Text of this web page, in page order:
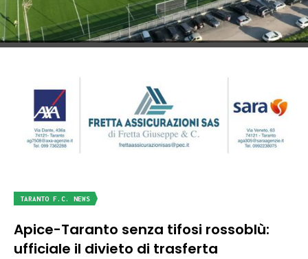
TARANTO F.C. NEWS
Apice-Taranto senza tifosi rossoblù:
ufficiale il divieto di trasferta